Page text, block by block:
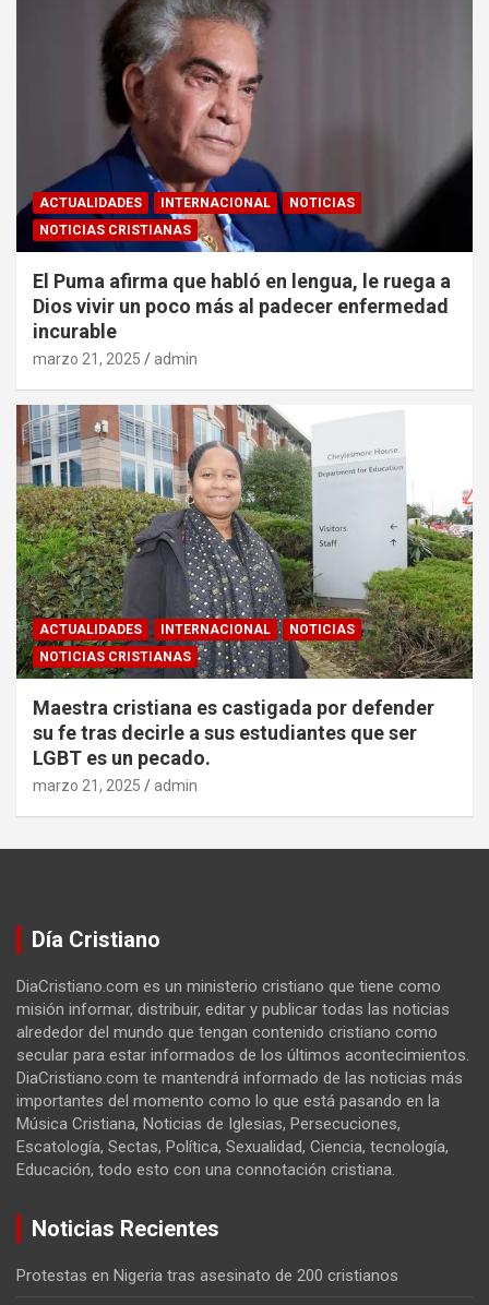
ACTUALIDADES INTERNACIONAL
NOTICIAS
NOTICIAS CRISTIANAS
El Puma afirma que habló en lengua, le ruega a
Dios vivir un poco más al padecer enfermedad
incurable
marzo 21, 2025 admin
ACTUALIDADES INTERNACIONAL
NOTICIAS
NOTICIAS CRISTIANAS
Maestra cristiana es castigada por defender
su fe tras decirle a sus estudiantes que ser
LGBT es un pecado.
marzo 21, 2025 admin
Día Cristiano
DiaCristiano.com es un ministerio cristiano que tiene como
misión informar, distribuir, editar y publicar todas las noticias
alrededor del mundo que tengan contenido cristiano como
secular para estar informados de los últimos acontecimientos.
DiaCristiano.com te mantendrá informado de las noticias más
importantes del momento como lo que está pasando en la
Música Cristiana, Noticias de Iglesias, Persecuciones,
Escatología, Sectas, Política, Sexualidad, Ciencia, tecnología,
Educación, todo esto con una connotación cristiana.
Noticias Recientes
Protestas en Nigeria tras asesinato de 200 cristianos